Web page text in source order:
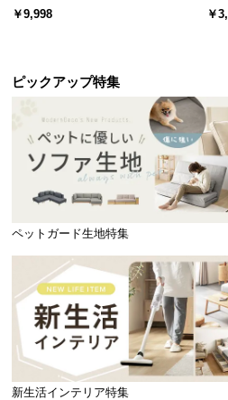
ード 木目/石目調 オープン収納・
￥9,998
ス
￥
ピックアップ特集
ペットガード生地特集
新生活インテリア特集